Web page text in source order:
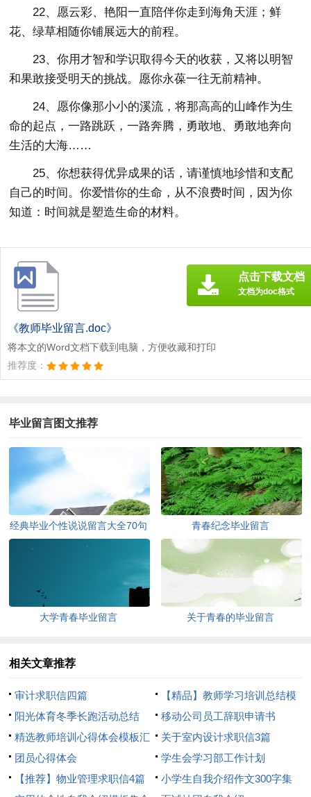
22、愿云彩、艳阳一直陪伴你走到海角天涯；鲜
花、绿草相随你铺展远大的前程。
23、你用才智和学识取得今天的收获，又将以明智
和果敢接受明天的挑战。愿你永葆一往无前精神。
24、愿你像那小小的溪流，将那高高的山峰作为生
命的起点，一路跳跃，一路奔腾，勇敢地、勇敢地奔向
生活的大海……
25、你想获得优异成果的话，请谨慎地珍惜和支配
自己的时间。你爱惜你的生命，从不浪费时间，因为你
知道：时间就是塑造生命的材料。
《教师毕业留言.doc》
将本文的Word文档下载到电脑，方便收藏和打印
推荐度：
点击下载文档
文档为doc格式
毕业留言图文推荐
经典毕业个性说说留言大全70句 青春纪念毕业留言
大学青春毕业留言 关于青春的毕业留言
相关文章推荐
审计求职信四篇
【精品】教师学习培训总结模
板8篇
阳光体育冬季长跑活动总结
移动公司员工辞职申请书
精选教师培训心得体会模板汇
总8篇
关于室内设计求职信3篇
团员心得体会
学生会学习部工作计划
【推荐】物业管理求职信4篇
小学生自我介绍作文300字集